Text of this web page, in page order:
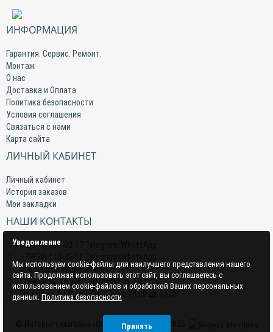
ИНФОРМАЦИЯ
Гарантия. Сервис. Ремонт.
Монтаж
О нас
Доставка и Оплата
Политика безопасности
Условия соглашения
Связаться с нами
Карта сайта
ЛИЧНЫЙ КАБИНЕТ
Личный кабинет
История заказов
Мои закладки
НАШИ КОНТАКТЫ
+7(959) 509-02-17 Telegram/WhatsApp
specclimat.lg@gmail.com
г. Луганск, ул. Даргомыжского, 2-Е/216
Пон-Птн с 9:00 до 17:00; Суб с 10:00 до 15:00
© Интернет-магазин «СпецКлимат» 2015–2025.
Уведомление
Мы используем cookie-файлы для наилучшего представления нашего
сайта. Продолжая использовать этот сайт, вы соглашаетесь с
использованием cookie-файлов и обработкой Ваших персональных
данных. Политика безопасности
Принять